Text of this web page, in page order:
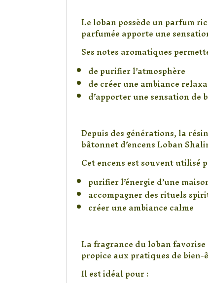
Le loban possède un parfum
parfumée apporte une
Ses notes aromatiques
de purifier l’atmosphère
de créer une ambiance
d’apporter une sensation de
Depuis des générations, la
bâtonnet d’encens Loban
Cet encens est souvent utilisé
purifier l’énergie d’une
accompagner des rituels
créer une ambiance calme
La fragrance du loban
propice aux pratiques de bien-
Il est idéal pour :